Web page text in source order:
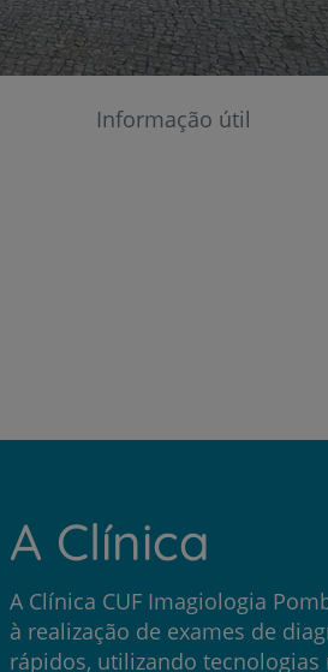
Informação útil
A Clínica
A Clínica CUF Imagiologia
à realização de exames de
rápidos, utilizando tecnologias